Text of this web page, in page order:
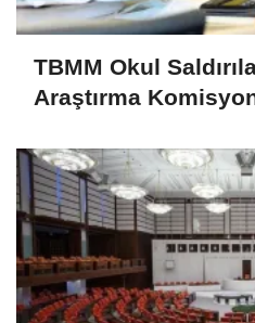
TBMM Okul
Araştırma